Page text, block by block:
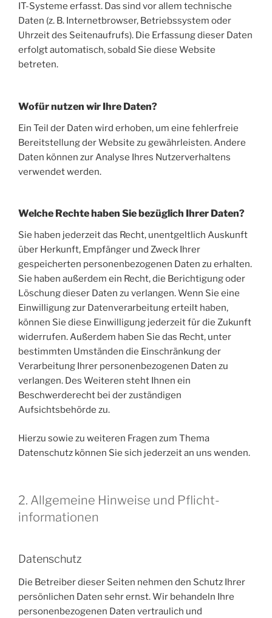
IT-Systeme erfasst. Das sind vor allem technische
Daten (z. B. Internetbrowser, Betriebssystem oder
Uhrzeit des Seitenaufrufs). Die Erfassung dieser Daten
erfolgt automatisch, sobald Sie diese Website
betreten.
Wofür nutzen wir Ihre Daten?
Ein Teil der Daten wird erhoben, um eine fehlerfreie
Bereitstellung der Website zu gewährleisten. Andere
Daten können zur Analyse Ihres Nutzerverhaltens
verwendet werden.
Welche Rechte haben Sie bezüglich Ihrer Daten?
Sie haben jederzeit das Recht, unentgeltlich Auskunft
über Herkunft, Empfänger und Zweck Ihrer
gespeicherten personenbezogenen Daten zu erhalten.
Sie haben außerdem ein Recht, die Berichtigung oder
Löschung dieser Daten zu verlangen. Wenn Sie eine
Einwilligung zur Datenverarbeitung erteilt haben,
können Sie diese Einwilligung jederzeit für die Zukunft
widerrufen. Außerdem haben Sie das Recht, unter
bestimmten Umständen die Einschränkung der
Verarbeitung Ihrer personenbezogenen Daten zu
verlangen. Des Weiteren steht Ihnen ein
Beschwerderecht bei der zuständigen
Aufsichtsbehörde zu.
Hierzu sowie zu weiteren Fragen zum Thema
Datenschutz können Sie sich jederzeit an uns wenden.
2. Allgemeine Hinweise und Pflicht­
informationen
Datenschutz
Die Betreiber dieser Seiten nehmen den Schutz Ihrer
persönlichen Daten sehr ernst. Wir behandeln Ihre
personenbezogenen Daten vertraulich und